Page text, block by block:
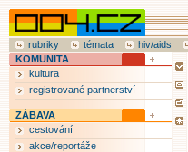
rubriky témata hiv/aids
KOMUNITA
kultura
registrované partnerství
ZÁBAVA
cestování
akce/reportáže